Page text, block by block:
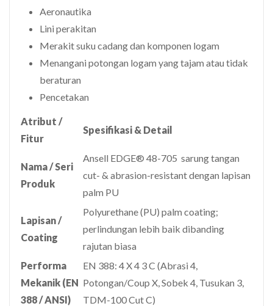
Aeronautika
Lini perakitan
Merakit suku cadang dan komponen logam
Menangani potongan logam yang tajam atau tidak
beraturan
Pencetakan
Atribut /
Fitur
Spesifikasi & Detail
Nama / Seri
Produk
Ansell EDGE® 48-705 sarung tangan
cut- & abrasion-resistant dengan lapisan
palm PU
Lapisan /
Coating
Polyurethane (PU) palm coating;
perlindungan lebih baik dibanding
rajutan biasa
Performa
Mekanik (EN
388 / ANSI)
EN 388: 4 X 4 3 C (Abrasi 4,
Potongan/Coup X, Sobek 4, Tusukan 3,
TDM-100 Cut C)